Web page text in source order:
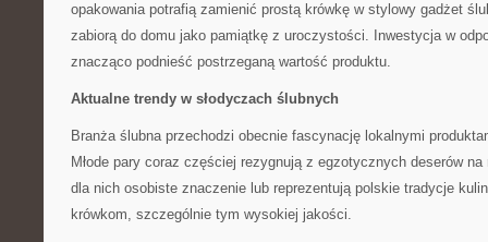
opakowania potrafią zamienić prostą krówkę w stylowy gadżet
zabiorą do domu jako pamiątkę z uroczystości. Inwestycja w
znacząco podnieść postrzeganą wartość produktu.
Aktualne trendy w słodyczach ślubnych
Branża ślubna przechodzi obecnie fascynację lokalnymi
Młode pary coraz częściej rezygnują z egzotycznych deserów
dla nich osobiste znaczenie lub reprezentują polskie tradycje
krówkom, szczególnie tym wysokiej jakości.